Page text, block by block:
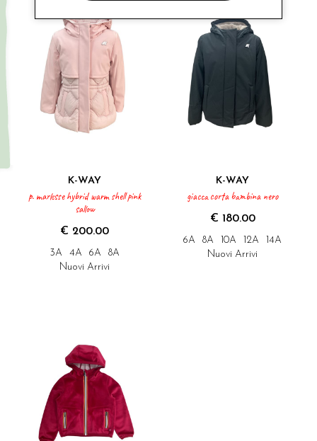
K-WAY
p. marlesse hybrid warm shell pink
sallow
€ 200.00
3A 4A 6A
8A
Nuovi Arrivi
K-WAY
giacca corta bambina nero
€ 180.00
6A 8A 10A 12A
14A
Nuovi Arrivi